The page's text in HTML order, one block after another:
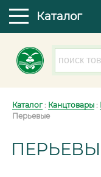
Каталог
Каталог: Канцтовары :
Перьевые